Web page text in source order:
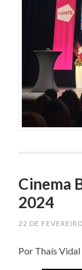
Cinema
2024
22 DE
Por Thaís Vidal